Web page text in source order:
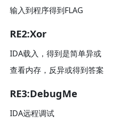
输入到程序得到FLAG
RE2:Xor
IDA载入，得到是简单异或
查看内存，反异或得到答案
RE3:DebugMe
IDA远程调试